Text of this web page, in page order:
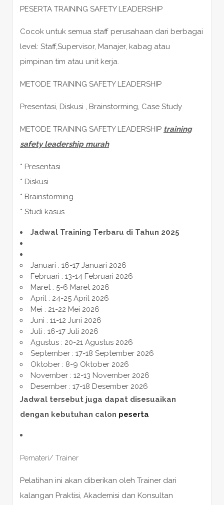
PESERTA TRAINING SAFETY LEADERSHIP
Cocok untuk semua staff perusahaan dari berbagai
level: Staff,Supervisor, Manajer, kabag atau
pimpinan tim atau unit kerja.
METODE TRAINING SAFETY LEADERSHIP
Presentasi, Diskusi , Brainstorming, Case Study
METODE TRAINING SAFETY LEADERSHIP training
safety leadership murah
* Presentasi
* Diskusi
* Brainstorming
* Studi kasus
Jadwal Training Terbaru di Tahun 2025
Januari : 16-17 Januari 2026
Februari : 13-14 Februari 2026
Maret : 5-6 Maret 2026
April : 24-25 April 2026
Mei : 21-22 Mei 2026
Juni : 11-12 Juni 2026
Juli : 16-17 Juli 2026
Agustus : 20-21 Agustus 2026
September : 17-18 September 2026
Oktober : 8-9 Oktober 2026
November : 12-13 November 2026
Desember : 17-18 Desember 2026
Jadwal tersebut juga dapat disesuaikan
dengan kebutuhan calon peserta
Pemateri/ Trainer
Pelatihan ini akan diberikan oleh Trainer dari
kalangan Praktisi, Akademisi dan Konsultan